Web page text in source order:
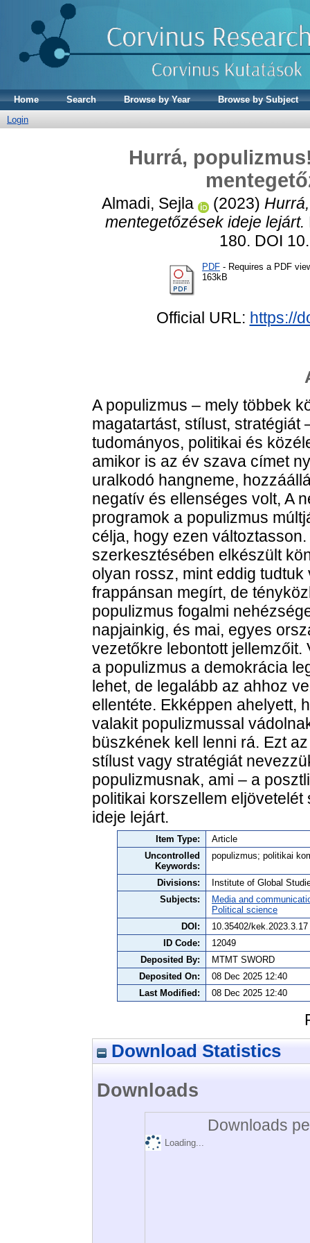
Home Search Browse by Year
Browse by Subject
Login
Hurrá,
Almadi, Sejla (2023)
mentegetőzések ideje lejárt.
180. DOI
PDF - Requires a PDF
163kB
Official URL: https://
A populizmus – mely többek
magatartást, stílust, stratégiát
tudományos, politikai és
amikor is az év szava címet
uralkodó hangneme,
negatív és ellenséges volt, A
programok a populizmus
célja, hogy ezen
szerkesztésében elkészült
olyan rossz, mint eddig
frappánsan megírt, de
populizmus fogalmi
napjainkig, és mai, egyes
vezetőkre lebontott
a populizmus a demokrácia
lehet, de legalább az ahhoz
ellentéte. Ekképpen ahelyett,
valakit populizmussal
büszkének kell lenni rá. Ezt
stílust vagy stratégiát
populizmusnak, ami – a
politikai korszellem
ideje lejárt.
Item Type:
Article
Uncontrolled
Keywords:
populizmus; politikai
Divisions:
Institute of Global
Subjects:
Media and
Political science
DOI:
10.35402/kek.2023.3.17
ID Code:
12049
Deposited By:
MTMT SWORD
Deposited On:
08 Dec 2025 12:40
Last Modified:
08 Dec 2025 12:40
Download Statistics
Downloads
Downloads
Loading...